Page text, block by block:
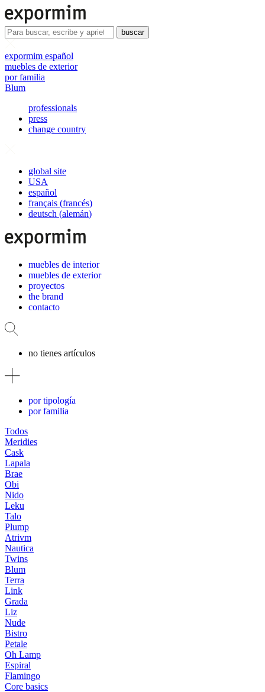
buscar
expormim español
muebles de exterior
por familia
Blum
professionals
press
change country
global site
USA
español
français (francés)
deutsch (alemán)
muebles de interior
muebles de exterior
proyectos
the brand
contacto
no tienes artículos
por tipología
por familia
Todos
Meridies
Cask
Lapala
Brae
Obi
Nido
Leku
Talo
Plump
Atrivm
Nautica
Twins
Blum
Terra
Link
Grada
Liz
Nude
Bistro
Petale
Oh Lamp
Espiral
Flamingo
Core basics